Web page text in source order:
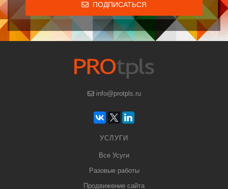
ПОДПИСАТЬСЯ
info@protpls.ru
УСЛУГИ
Все Усуги
Разовые работы
Продвижение сайта